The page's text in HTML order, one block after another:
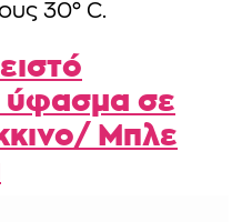
30° C.
σε
Μπλε